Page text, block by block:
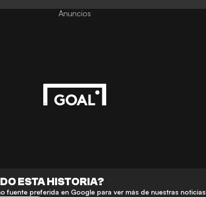
Anuncios
ESTA HISTORIA?
fuente preferida en Google para ver más de nuestras noticias